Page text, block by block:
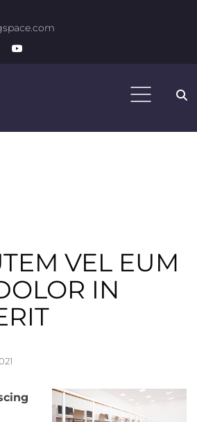
Home
VEL EUM
IN